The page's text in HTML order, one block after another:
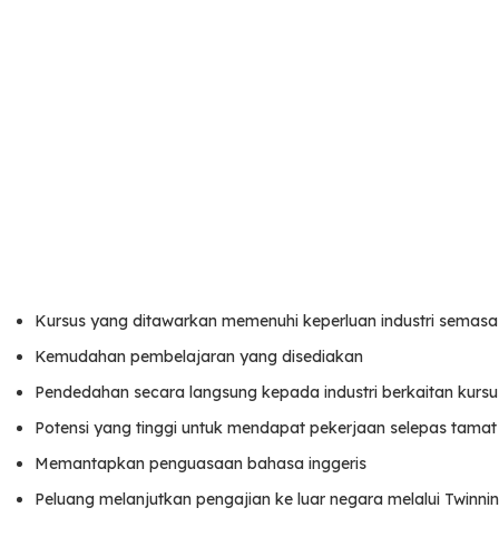
Kursus yang ditawarkan memenuhi keperluan industri
Kemudahan pembelajaran yang disediakan
Pendedahan secara langsung kepada industri berkaitan
Potensi yang tinggi untuk mendapat pekerjaan selepas
Memantapkan penguasaan bahasa inggeris
Peluang melanjutkan pengajian ke luar negara melalui